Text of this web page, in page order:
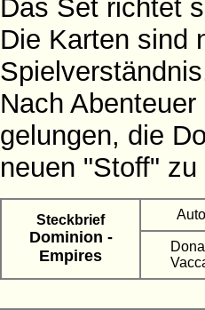
Das Set richtet
Die Karten sind
Nach
gelungen, die
neuen "Stoff"
Steckbrief
Dominion -
Empires